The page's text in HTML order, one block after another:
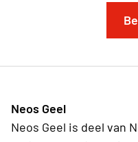
Neos Geel
Neos Geel is deel van